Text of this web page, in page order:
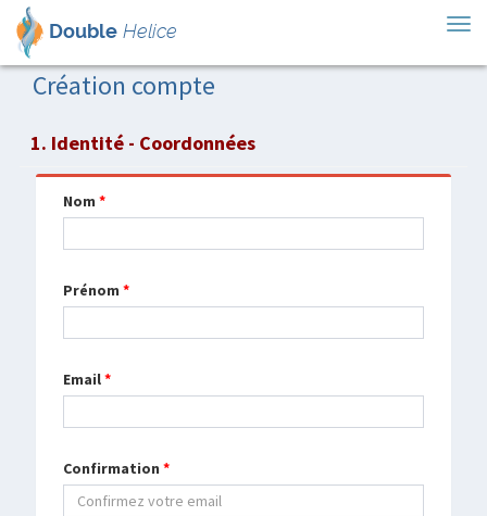
Double Helice
Création compte
1. Identité - Coordonnées
Nom *
Prénom *
Email*
Confirmation *